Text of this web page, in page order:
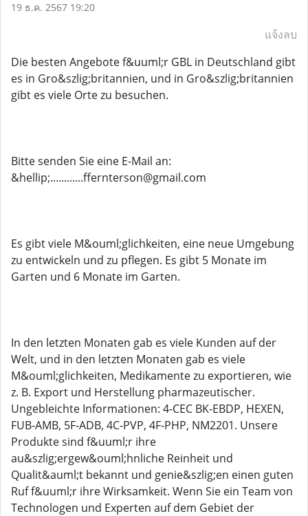
19 ธ.ค. 2567 19:20
แจ้งลบ
Die besten Angebote f&uuml;r GBL in Deutschland gibt
es in Gro&szlig;britannien, und in Gro&szlig;britannien
gibt es viele Orte zu besuchen.
Bitte senden Sie eine E-Mail an:
&hellip;............ffernterson@gmail.com
Es gibt viele M&ouml;glichkeiten, eine neue Umgebung
zu entwickeln und zu pflegen. Es gibt 5 Monate im
Garten und 6 Monate im Garten.
In den letzten Monaten gab es viele Kunden auf der
Welt, und in den letzten Monaten gab es viele
M&ouml;glichkeiten, Medikamente zu exportieren, wie
z. B. Export und Herstellung pharmazeutischer.
Ungebleichte Informationen: 4-CEC BK-EBDP, HEXEN,
FUB-AMB, 5F-ADB, 4C-PVP, 4F-PHP, NM2201. Unsere
Produkte sind f&uuml;r ihre
au&szlig;ergew&ouml;hnliche Reinheit und
Qualit&auml;t bekannt und genie&szlig;en einen guten
Ruf f&uuml;r ihre Wirksamkeit. Wenn Sie ein Team von
Technologen und Experten auf dem Gebiet der